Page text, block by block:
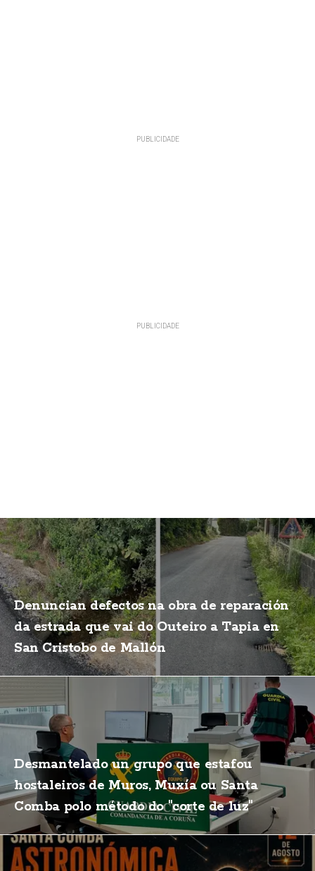
Denuncian defectos na obra de reparación
da estrada que vai do Outeiro a Tapia en
San Cristobo de Mallón
Desmantelado un grupo que estafou
hostaleiros de Muros, Muxía ou Santa
Comba polo método do "corte de luz"